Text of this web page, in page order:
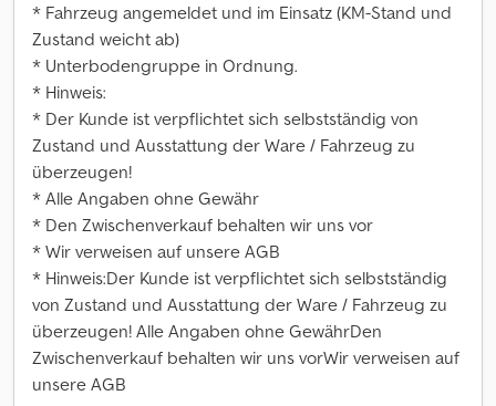
* Fahrzeug angemeldet und im Einsatz (KM-Stand und
Zustand weicht ab)
* Unterbodengruppe in Ordnung.
* Hinweis:
* Der Kunde ist verpflichtet sich selbstständig von
Zustand und Ausstattung der Ware / Fahrzeug zu
überzeugen!
* Alle Angaben ohne Gewähr
* Den Zwischenverkauf behalten wir uns vor
* Wir verweisen auf unsere AGB
* Hinweis:Der Kunde ist verpflichtet sich selbstständig
von Zustand und Ausstattung der Ware / Fahrzeug zu
überzeugen! Alle Angaben ohne GewährDen
Zwischenverkauf behalten wir uns vorWir verweisen auf
unsere AGB